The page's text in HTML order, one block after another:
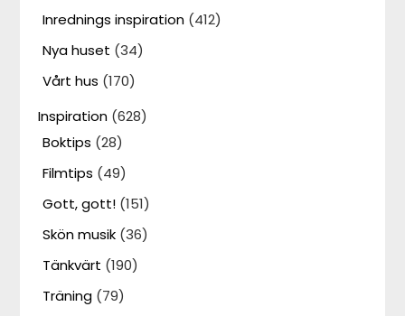
Inrednings inspiration (412)
Nya huset (34)
Vårt hus (170)
Inspiration (628)
Boktips (28)
Filmtips (49)
Gott, gott! (151)
Skön musik (36)
Tänkvärt (190)
Träning (79)